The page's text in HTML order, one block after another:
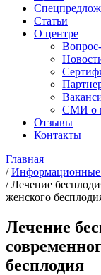
Статьи
О центре
СМИ о
Отзывы
Контакты
Главная
/Информационные
/Лечение
женского
Лечение
бесплодия